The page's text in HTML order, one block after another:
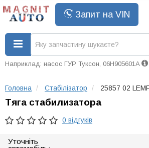
Запит на VIN
Наприклад: насос ГУР Туксон, 06H905601A
Головна Стабілізатор 25857 02
Тяга стабилизатора
0 відгуків
Уточніть